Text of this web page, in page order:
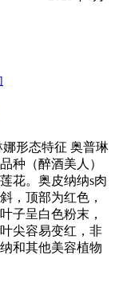
形态特征 奥普琳
种（醉酒美人）
花。奥皮纳纳s肉
，顶部为红色，
子呈白色粉末，
尖容易变红，非
和其他美容植物